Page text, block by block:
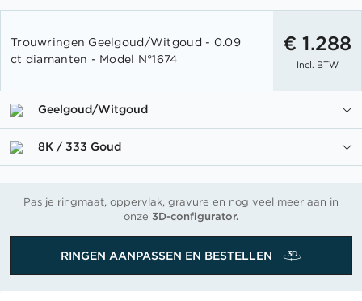
het
begin
de
afbeeldingen-
Trouwringen Geelgoud/Witgoud - 0.09
ct diamanten - Model N°1674
€ 1.288
Incl. BTW
Geelgoud/Witgoud
8K / 333 Goud
Pas je ringmaat, oppervlak, gravure en nog veel meer aan in
onze 3D-configurator.
RINGEN AANPASSEN EN BESTELLEN